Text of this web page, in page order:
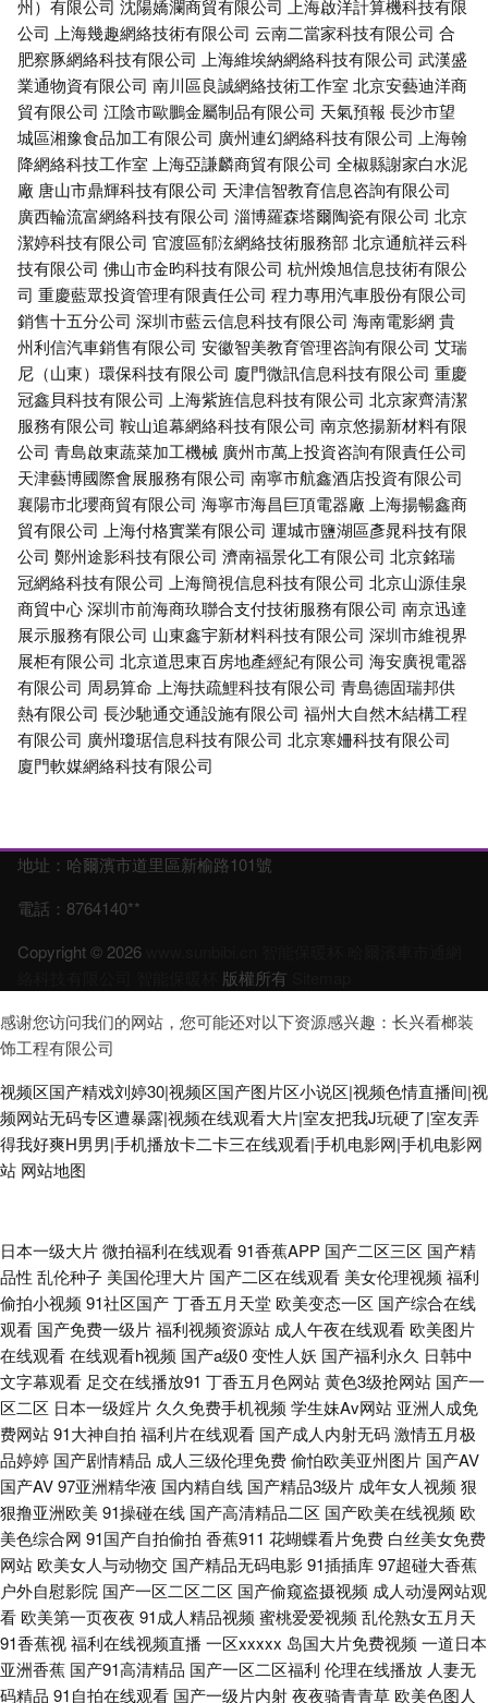
州）有限公司 沈陽嬌瀾商貿有限公司
上海啟洋計算機科技有限
公司 上海幾趣網絡技術有限公司 云南二當家科技有限公司 合
肥察豚網絡科技有限公司 上海維埃納網絡科技有限公司 武漢盛
業通物資有限公司 南川區良誠網絡技術工作室 北京安藝迪洋商
貿有限公司 江陰市歐鵬金屬制品有限公司 天氣預報 長沙市望
城區湘豫食品加工有限公司 廣州連幻網絡科技有限公司 上海翰
降網絡科技工作室 上海亞謙麟商貿有限公司 全椒縣謝家白水泥
廠 唐山市鼎輝科技有限公司 天津信智教育信息咨詢有限公司
廣西輪流富網絡科技有限公司 淄博羅森塔爾陶瓷有限公司 北京
潔婷科技有限公司 官渡區郁泫網絡技術服務部 北京通航祥云科
技有限公司 佛山市金昀科技有限公司 杭州煥旭信息技術有限公
司 重慶藍眾投資管理有限責任公司 程力專用汽車股份有限公司
銷售十五分公司 深圳市藍云信息科技有限公司 海南電影網 貴
州利信汽車銷售有限公司 安徽智美教育管理咨詢有限公司 艾瑞
尼（山東）環保科技有限公司 廈門微訊信息科技有限公司 重慶
冠鑫貝科技有限公司 上海紫旌信息科技有限公司 北京家齊清潔
服務有限公司 鞍山追幕網絡科技有限公司 南京悠揚新材料有限
公司 青島啟東蔬菜加工機械 廣州市萬上投資咨詢有限責任公司
天津藝博國際會展服務有限公司 南寧市航鑫酒店投資有限公司
襄陽市北瓔商貿有限公司 海寧市海昌巨頂電器廠 上海揚暢鑫商
貿有限公司 上海付格實業有限公司 運城市鹽湖區彥晁科技有限
公司 鄭州途影科技有限公司 濟南福景化工有限公司 北京銘瑞
冠網絡科技有限公司 上海簡視信息科技有限公司 北京山源佳泉
商貿中心深圳市前海商玖聯合支付技術服務有限公司 南京迅達
展示服務有限公司 山東鑫宇新材料科技有限公司 深圳市維視界
展柜有限公司 北京道思東百房地產經紀有限公司 海安廣視電器
有限公司 周易算命 上海扶疏鯉科技有限公司 青島德固瑞邦供
熱有限公司 長沙馳通交通設施有限公司 福州大自然木結構工程
有限公司 廣州瓊琚信息科技有限公司 北京寒姍科技有限公司
廈門軟媒網絡科技有限公司
地址：哈爾濱市道里區新榆路101號
電話：8764140**
Copyright © 2026
版權所有
感谢您访问我们的网站，您可能还对以下资源感兴趣：长兴看榔装
饰工程有限公司
视频区国产精戏刘婷30|视频区国产图片区小说区|视频色情直播间|视
频网站无码专区遭暴露|视频在线观看大片|室友把我J玩硬了|室友弄
得我好爽H男男|手机播放卡二卡三在线观看|手机电影网|手机电影网
站 网站地图
日本色熟女 日韩新片网 五月花社区电影 亚洲另类小说网 伊人久久婷婷 91色
情软件 超碰爱久 国产精品天天躁 玖玖大香蕉稳定 青娱乐盛视久久 深夜小视
频 天天撸夜夜操 ts国产人妖AV 福利导航偷拍亚洲 国产黄色自拍网址 国产探
花91 国产丝袜性爱 美女福利导航 青娱乐91毛片 日本色图1 少妇精彩一区二
区 亚洲伊人主页 宅女福利导航 91深夜福利网站 a片网站视频 超碰va 成人论
坛欧美日韩 国产在线理论片a 久久只这里有精品 色色视频 香蕉伊人AV 亚洲
另类偷拍精品 91黄色下载 91资源超碰 肏屄网五月天婷婷 大香蕉五月丁香 黄
色超碰 麻豆传媒陈可心 欧美成人午夜精品 日韩成人社区 视频福利在线看 婷
日本一级大片微拍福利在线观看91香蕉APP 国产二区三区 国产精
品性 乱伦种子 美国伦理大片 国产二区在线观看 美女伦理视频 福利
偷拍小视频 91社区国产丁香五月天堂 欧美变态一区 国产综合在线
观看 国产免费一级片福利视频资源站 成人午夜在线观看 欧美图片
在线观看在线观看h视频 国产a级0变性人妖 国产福利永久 日韩中
文字幕观看 足交在线播放91 丁香五月色网站黄色3级抢网站 国产一
区二区 日本一级婬片 久久免费手机视频 学生妹Av网站 亚洲人成免
费网站91大神自拍 福利片在线观看 国产成人内射无码激情五月极
品婷婷 国产剧情精品 成人三级伦理免费偷怕欧美亚州图片 国产AV
国产AV97亚洲精华液 国内精自线 国产精品3级片 成年女人视频 狠
狠撸亚洲欧美91操碰在线 国产高清精品二区 国产欧美在线视频 欧
美色综合网 91国产自拍偷拍 香蕉911 花蝴蝶看片免费 白丝美女免费
网站 欧美女人与动物交 国产精品无码电影91插插库97超碰大香蕉
户外自慰影院 国产一区二区二区 国产偷窥盗摄视频 成人动漫网站观
看 欧美第一页夜夜 91成人精品视频 蜜桃爱爱视频 乱伦熟女五月天
91香蕉视福利在线视频直播 一区xxxxx 岛国大片免费视频 一道日本
亚洲香蕉 国产91高清精品 国产一区二区福利 伦理在线播放 人妻无
码精品 91自拍在线观看 国产一级片内射夜夜骑青青草 欧美色图人